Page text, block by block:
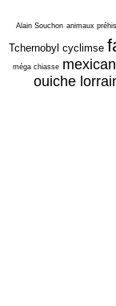
Alain Souchon animaux
Tchernobyl cyclimse
méga chiasse
ouiche